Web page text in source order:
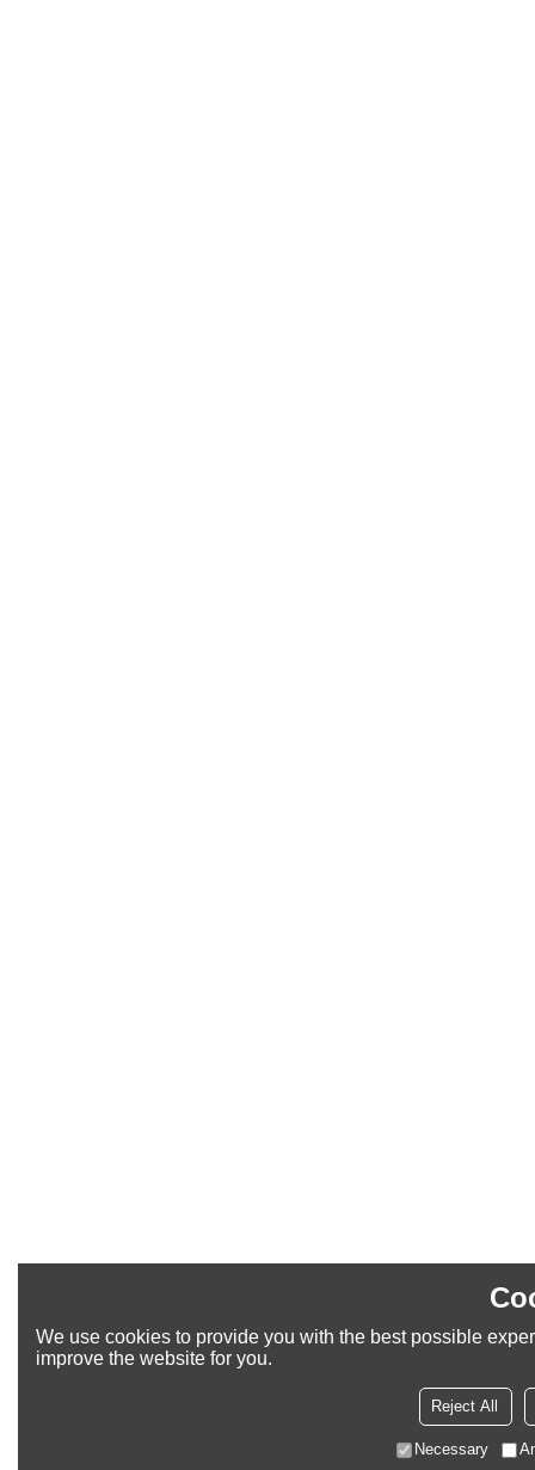
We use cookies to provide you with the best possible
improve the website for you.
Reject All
Necessary